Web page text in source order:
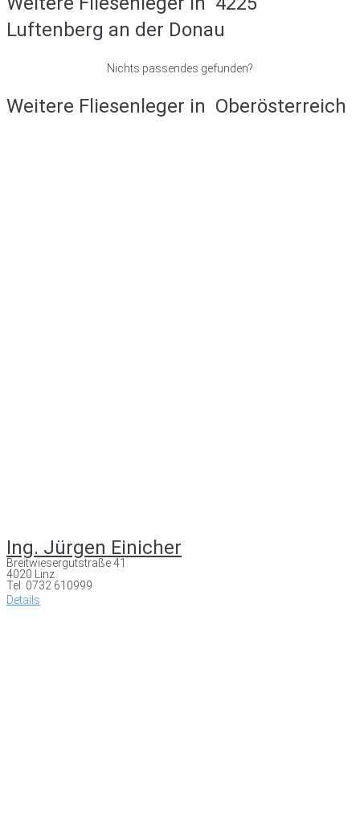
Luftenberg an der Donau
Nichts passendes gefunden?
Weitere Fliesenleger in Oberösterreich
Ing. Jürgen Einicher
Breitwiesergutstraße 41
4020 Linz
Tel: 0732 610999
Details